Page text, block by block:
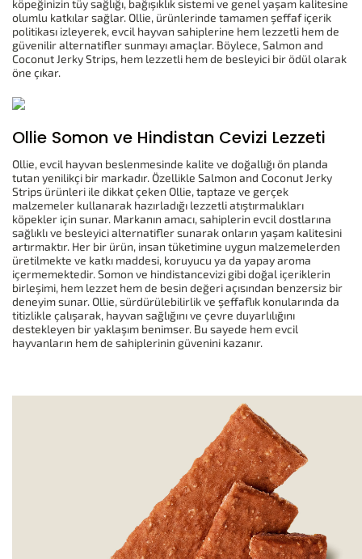
köpeğinizin tüy sağlığı, bağışıklık sistemi ve genel yaşam kalitesine
olumlu katkılar sağlar. Ollie, ürünlerinde tamamen şeffaf içerik
politikası izleyerek, evcil hayvan sahiplerine hem lezzetli hem de
güvenilir alternatifler sunmayı amaçlar. Böylece, Salmon and
Coconut Jerky Strips, hem lezzetli hem de besleyici bir ödül olarak
öne çıkar.
Ollie Somon ve Hindistan Cevizi Lezzeti
Ollie, evcil hayvan beslenmesinde kalite ve doğallığı ön planda
tutan yenilikçi bir markadır. Özellikle Salmon and Coconut Jerky
Strips ürünleri ile dikkat çeken Ollie, taptaze ve gerçek
malzemeler kullanarak hazırladığı lezzetli atıştırmalıkları
köpekler için sunar. Markanın amacı, sahiplerin evcil dostlarına
sağlıklı ve besleyici alternatifler sunarak onların yaşam kalitesini
artırmaktır. Her bir ürün, insan tüketimine uygun malzemelerden
üretilmekte ve katkı maddesi, koruyucu ya da yapay aroma
içermemektedir. Somon ve hindistancevizi gibi doğal içeriklerin
birleşimi, hem lezzet hem de besin değeri açısından benzersiz bir
deneyim sunar. Ollie, sürdürülebilirlik ve şeffaflık konularında da
titizlikle çalışarak, hayvan sağlığını ve çevre duyarlılığını
destekleyen bir yaklaşım benimser. Bu sayede hem evcil
hayvanların hem de sahiplerinin güvenini kazanır.